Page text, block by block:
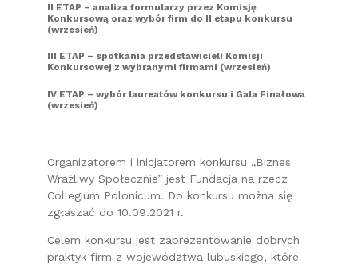
II ETAP – analiza formularzy przez Komisję
Konkursową oraz wybór firm do II etapu konkursu
(wrzesień)
III ETAP – spotkania przedstawicieli Komisji
Konkursowej z wybranymi firmami (wrzesień)
IV ETAP – wybór laureatów konkursu i Gala Finałowa
(wrzesień)
Organizatorem i inicjatorem konkursu „Biznes
Wrażliwy Społecznie” jest Fundacja na rzecz
Collegium Polonicum. Do konkursu można się
zgłaszać do 10.09.2021 r.
Celem konkursu jest zaprezentowanie dobrych
praktyk firm z województwa lubuskiego, które